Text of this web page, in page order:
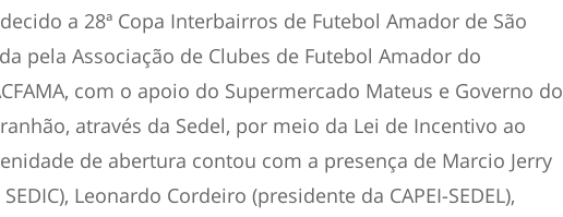
a 28ª Copa Interbairros de Futebol Amador de São
pela Associação de Clubes de Futebol Amador do
com o apoio do Supermercado Mateus e Governo do
através da Sedel, por meio da Lei de Incentivo ao
de abertura contou com a presença de Marcio Jerry
Leonardo Cordeiro (presidente da CAPEI-SEDEL),